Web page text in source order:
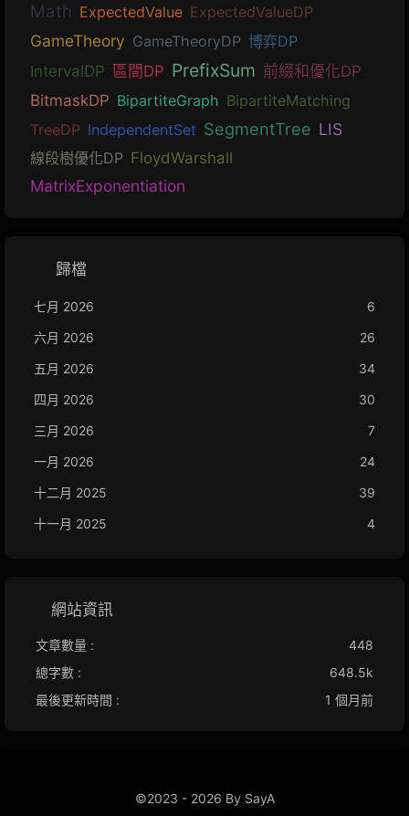
Math ExpectedValue ExpectedValueDP
GameTheory GameTheoryDP 博弈DP
IntervalDP 區間DP PrefixSum 前綴和優化DP
BitmaskDP BipartiteGraph BipartiteMatching
TreeDP IndependentSet SegmentTree LIS
線段樹優化DP FloydWarshall
MatrixExponentiation
歸檔
七月 2026
6
六月 2026
26
五月 2026
34
四月 2026
30
三月 2026
7
一月 2026
24
十二月 2025
39
十一月 2025
4
網站資訊
文章數量 :
448
總字數 :
648.5k
最後更新時間 :
1 個月前
©2023 - 2026 By SayA